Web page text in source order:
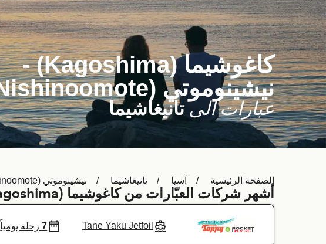
كاغوشيما (Kagoshima) -
نيشينوموتي (Nishinoomote)
عبارات الىتانيغاشيما
الصفحة الرئيسية آسيا تانيغاشيما نيشينوموتي (Nishinoomote)
أشهر شركات العبّارات من كاغوشيما (Kagoshima) إلى نيشينوموتي (Nishinoomote)
Tane Yaku Jetfoil
7رحلة يومياً